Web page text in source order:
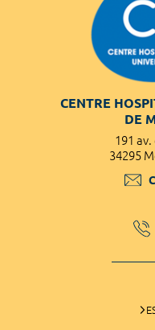
CENTRE
DE
191
34295